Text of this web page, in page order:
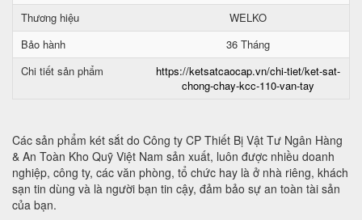
Thương hiệu
WELKO
Bảo hành
36 Tháng
Chi tiết sản phẩm
https://ketsatcaocap.vn/chi-tiet/ket-sat-
chong-chay-kcc-110-van-tay
Các sản phẩm két sắt do Công ty CP Thiết Bị Vật Tư Ngân Hàng
& An Toàn Kho Quỹ Việt Nam sản xuất, luôn được nhiều doanh
nghiệp, công ty, các văn phòng, tổ chức hay là ở nhà riêng, khách
sạn tin dùng và là người bạn tin cậy, đảm bảo sự an toàn tài sản
của bạn.